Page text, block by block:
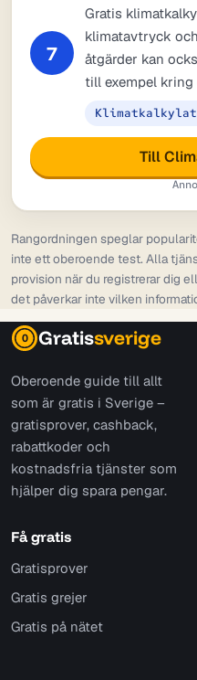
7
Gratis
klimatavtryck
åtgärder kan
till exempel kring
Till
Rangordningen speglar
inte ett oberoende test. Alla
provision när du registrerar dig
det påverkar inte vilken
0 Gratissverige
Oberoende guide till allt
som är gratis i Sverige –
gratisprover, cashback,
rabattkoder och
kostnadsfria tjänster som
hjälper dig spara pengar.
Få gratis
Gratisprover
Gratis grejer
Gratis på nätet